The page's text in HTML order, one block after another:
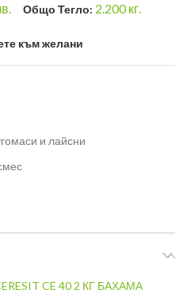
Общо Тегло: 2.200кг.
към желани
и лайсни
CE 40 2 КГ БАХАМА